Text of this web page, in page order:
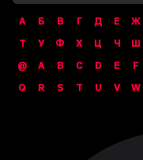
А Б В Г Д Е Ж
Т
У Ф Х Ц Ч Ш
@
A B C D E F
Q
R S T U V W